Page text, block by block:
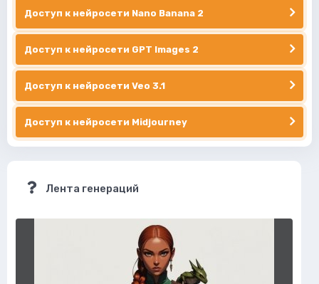
Доступ к нейросети Nano Banana 2
Доступ к нейросети GPT Images 2
Доступ к нейросети Veo 3.1
Доступ к нейросети Midjourney
Лента генераций